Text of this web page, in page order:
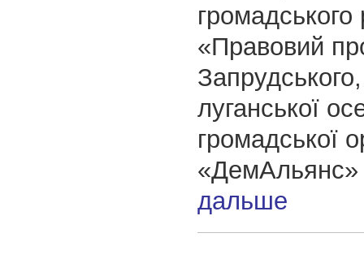
громадського
«Правовий
луганської
громадської
дальше